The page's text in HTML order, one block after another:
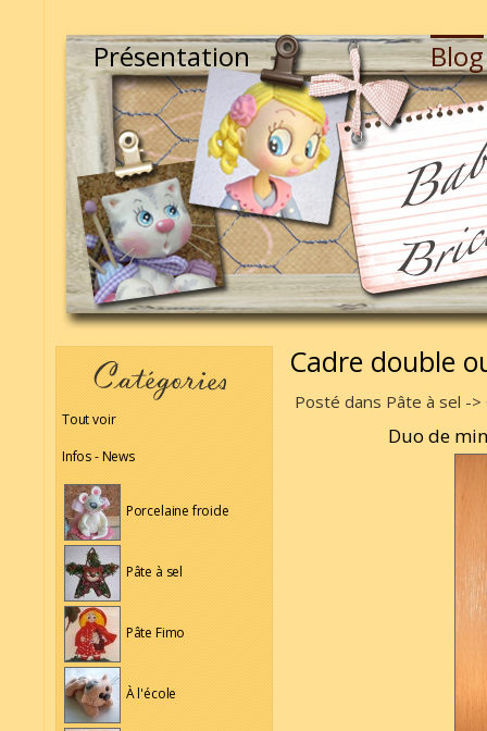
Présentation Blog
Tout voir
Infos - News
Porcelaine froide
Pâte à sel
Pâte Fimo
À l'école
Cadre double
Posté dans Pâte à sel -
Duo de